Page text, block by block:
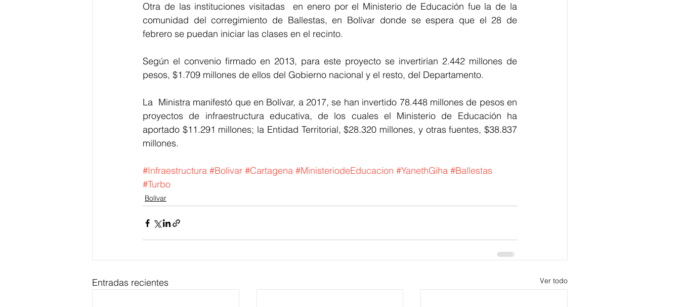
Otra de las instituciones visitadas  en enero por el Ministerio de Educación fue la de la
comunidad del corregimiento de Ballestas, en Bolívar donde se espera que el 28 de
febrero se puedan iniciar las clases en el recinto.
Según el convenio firmado en 2013, para este proyecto se invertirían 2.442 millones de
pesos, $1.709 millones de ellos del Gobierno nacional y el resto, del Departamento.
La  Ministra manifestó que en Bolívar, a 2017, se han invertido 78.448 millones de pesos en
proyectos de infraestructura educativa, de los cuales el Ministerio de Educación ha
aportado $11.291 millones; la Entidad Territorial, $28.320 millones, y otras fuentes, $38.837
millones.
#Infraestructura #Bolivar #Cartagena #MinisteriodeEducacion #YanethGiha #Ballestas
#Turbo
Bolívar
Entradas recientes Ver todo